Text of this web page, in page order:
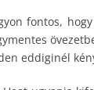
fontos,
eddiginél